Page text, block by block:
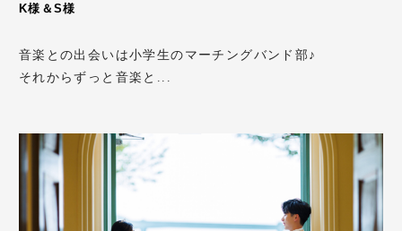
K様＆S様
音楽との出会いは小学生のマーチングバンド部♪
それからずっと音楽と...